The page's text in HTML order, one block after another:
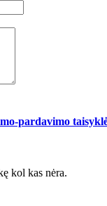
pardavimo
kol kas nėra.